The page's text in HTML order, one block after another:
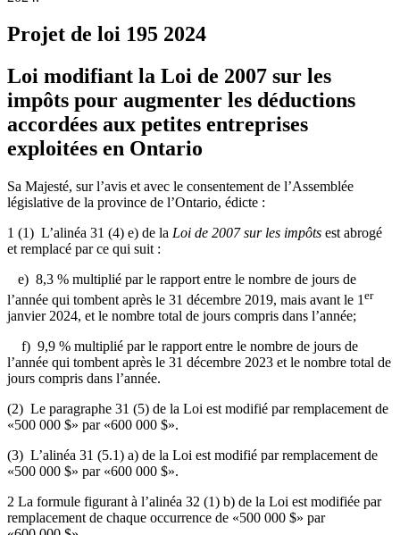
Projet de loi 195 2024
Loi modifiant la Loi de 2007 sur les
impôts pour augmenter les déductions
accordées aux petites entreprises
exploitées en Ontario
Sa Majesté, sur l’avis et avec le consentement de l’Assemblée
législative de la province de l’Ontario, édicte :
1 (1) L’alinéa 31 (4) e) de la Loi de 2007 sur les impôts est abrogé
et remplacé par ce qui suit :
e) 8,3 % multiplié par le rapport entre le nombre de jours de
l’année qui tombent après le 31 décembre 2019, mais avant le 1 er
janvier 2024, et le nombre total de jours compris dans l’année;
f) 9,9 % multiplié par le rapport entre le nombre de jours de
l’année qui tombent après le 31 décembre 2023 et le nombre total de
jours compris dans l’année.
(2) Le paragraphe 31 (5) de la Loi est modifié par remplacement de
«500 000 $» par «600 000 $».
(3) L’alinéa 31 (5.1) a) de la Loi est modifié par remplacement de
«500 000 $» par «600 000 $».
2 La formule figurant à l’alinéa 32 (1) b) de la Loi est modifiée par
remplacement de chaque occurrence de «500 000 $» par